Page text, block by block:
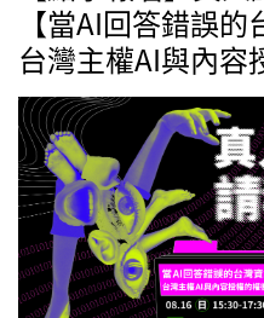
【當AI回答錯誤
台灣主權AI與內容